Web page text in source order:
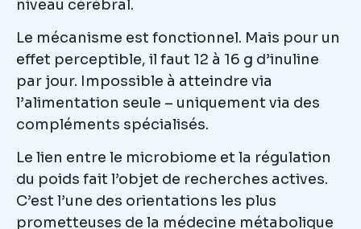
niveau cérébral.
Le mécanisme est fonctionnel. Mais pour un
effet perceptible, il faut 12 à 16 g d’inuline
par jour. Impossible à atteindre via
l’alimentation seule – uniquement via des
compléments spécialisés.
Le lien entre le microbiome et la régulation
du poids fait l’objet de recherches actives.
C’est l’une des orientations les plus
prometteuses de la médecine métabolique